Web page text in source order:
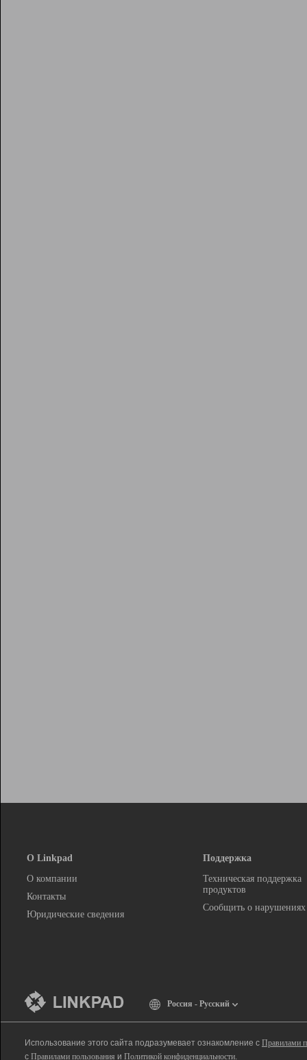
О Linkpad
О компании
Контакты
Юридические сведения
Поддержка
Техническая поддержка
продуктов
Сообщить о нарушениях
Россия - Русский
Использование этого сайта подразумевает ознакомление с Правилами
с Правилами пользования и Политикой конфиденциальности.